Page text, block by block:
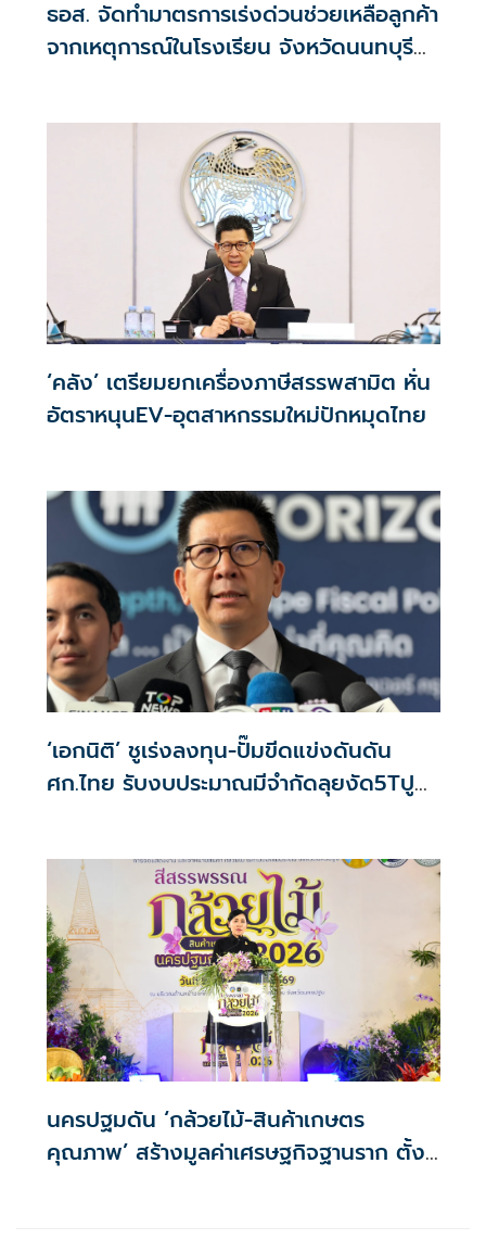
ธอส. จัดทำมาตรการเร่งด่วนช่วยเหลือลูกค้า
จากเหตุการณ์ในโรงเรียน จังหวัดนนทบุรี
‘คลัง’ เตรียมยกเครื่องภาษีสรรพสามิต หั่น
อัตราหนุนEV-อุตสาหกรรมใหม่ปักหมุดไทย
‘เอกนิติ’ ชูเร่งลงทุน-ปั๊มขีดแข่งดันดัน
ศก.ไทย รับงบประมาณมีจำกัดลุยงัด5Tปู
นครปฐมดัน ‘กล้วยไม้-สินค้าเกษตร
คุณภาพ’ สร้างมูลค่าเศรษฐกิจฐานราก ตั้ง